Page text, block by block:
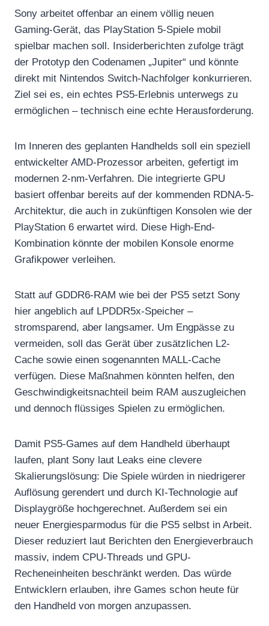
Sony arbeitet offenbar an einem völlig neuen
Gaming-Gerät, das PlayStation 5-Spiele mobil
spielbar machen soll. Insiderberichten zufolge trägt
der Prototyp den Codenamen „Jupiter“ und könnte
direkt mit Nintendos Switch-Nachfolger konkurrieren.
Ziel sei es, ein echtes PS5-Erlebnis unterwegs zu
ermöglichen – technisch eine echte Herausforderung.
Im Inneren des geplanten Handhelds soll ein speziell
entwickelter AMD-Prozessor arbeiten, gefertigt im
modernen 2-nm-Verfahren. Die integrierte GPU
basiert offenbar bereits auf der kommenden RDNA-5-
Architektur, die auch in zukünftigen Konsolen wie der
PlayStation 6 erwartet wird. Diese High-End-
Kombination könnte der mobilen Konsole enorme
Grafikpower verleihen.
Statt auf GDDR6-RAM wie bei der PS5 setzt Sony
hier angeblich auf LPDDR5x-Speicher –
stromsparend, aber langsamer. Um Engpässe zu
vermeiden, soll das Gerät über zusätzlichen L2-
Cache sowie einen sogenannten MALL-Cache
verfügen. Diese Maßnahmen könnten helfen, den
Geschwindigkeitsnachteil beim RAM auszugleichen
und dennoch flüssiges Spielen zu ermöglichen.
Damit PS5-Games auf dem Handheld überhaupt
laufen, plant Sony laut Leaks eine clevere
Skalierungslösung: Die Spiele würden in niedrigerer
Auflösung gerendert und durch KI-Technologie auf
Displaygröße hochgerechnet. Außerdem sei ein
neuer Energiesparmodus für die PS5 selbst in Arbeit.
Dieser reduziert laut Berichten den Energieverbrauch
massiv, indem CPU-Threads und GPU-
Recheneinheiten beschränkt werden. Das würde
Entwicklern erlauben, ihre Games schon heute für
den Handheld von morgen anzupassen.